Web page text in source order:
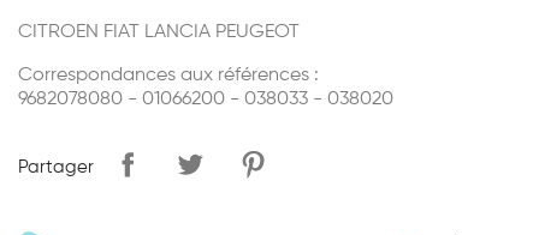
CITROEN FIAT LANCIA PEUGEOT
Correspondances aux références :
9682078080 - 01066200 - 038033 - 038020
Partager